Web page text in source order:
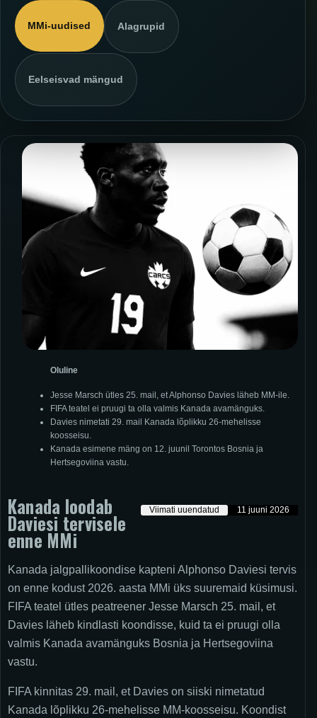
MMi-uudised Alagrupid
Eelseisvad mängud
Oluline
Jesse Marsch ütles 25. mail, et Alphonso Davies läheb MM-ile.
FIFA teatel ei pruugi ta olla valmis Kanada avamänguks.
Davies nimetati 29. mail Kanada lõplikku 26-mehelisse
koosseisu.
Kanada esimene mäng on 12. juunil Torontos Bosnia ja
Hertsegoviina vastu.
Viimati uuendatud 11 juuni 2026
Kanada loodab
Daviesi tervisele
enne MMi
Kanada jalgpallikoondise kapteni Alphonso Daviesi tervis
on enne kodust 2026. aasta MMi üks suuremaid küsimusi.
FIFA teatel ütles peatreener Jesse Marsch 25. mail, et
Davies läheb kindlasti koondisse, kuid ta ei pruugi olla
valmis Kanada avamänguks Bosnia ja Hertsegoviina
vastu.
FIFA kinnitas 29. mail, et Davies on siiski nimetatud
Kanada lõplikku 26-mehelisse MM-koosseisu. Koondist